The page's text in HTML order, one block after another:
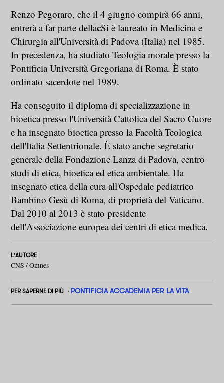
Renzo Pegoraro, che il 4 giugno compirà 66 anni,
entrerà a far parte dellacSi è laureato in Medicina e
Chirurgia all'Università di Padova (Italia) nel 1985.
In precedenza, ha studiato Teologia morale presso la
Pontificia Università Gregoriana di Roma. È stato
ordinato sacerdote nel 1989.
Ha conseguito il diploma di specializzazione in
bioetica presso l'Università Cattolica del Sacro Cuore
e ha insegnato bioetica presso la Facoltà Teologica
dell'Italia Settentrionale. È stato anche segretario
generale della Fondazione Lanza di Padova, centro
studi di etica, bioetica ed etica ambientale. Ha
insegnato etica della cura all'Ospedale pediatrico
Bambino Gesù di Roma, di proprietà del Vaticano.
Dal 2010 al 2013 è stato presidente
dell'Associazione europea dei centri di etica medica.
L'AUTORE
CNS / Omnes
PER SAPERNE DI PIÙ PONTIFICIA ACCADEMIA PER LA VITA